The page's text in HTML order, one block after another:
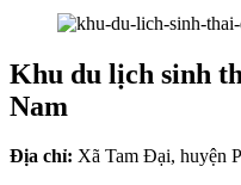
Khu du lịch sinh
Nam
Địa chỉ: Xã Tam Đại, huyện